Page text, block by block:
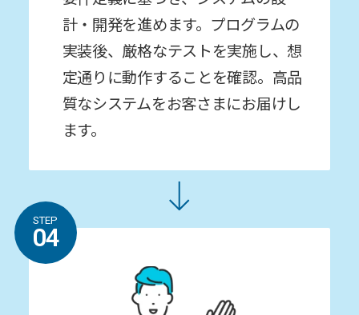
計・開発を進めます。プログラムの
実装後、厳格なテストを実施し、想
定通りに動作することを確認。⾼品
質なシステムをお客さまにお届けし
ます。
STEP
04